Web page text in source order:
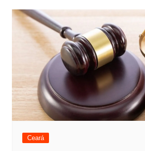
Ceará